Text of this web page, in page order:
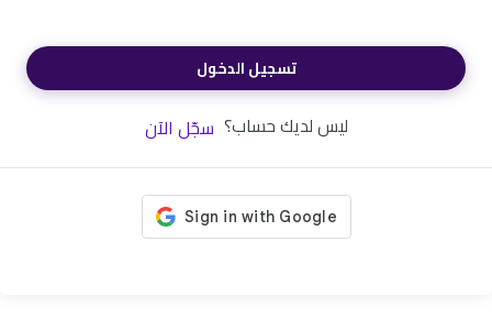
تسجيل الدخول
ليس لديك حساب؟ سجّل الآن